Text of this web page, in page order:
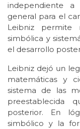
independiente
general para el
Leibniz permite
simbólica y
el desarrollo
Leibniz dejó un
matemáticas y
sistema de las
preestablecida
posterior. En
simbólico y la